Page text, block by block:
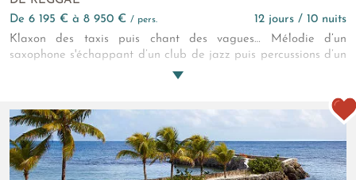
de 6 195 € à 8 950 € / pers.
12 jours / 10 nuits
Klaxon des taxis puis chant des vagues… Mélodie d’un
saxophone s'échappant d’un club de jazz puis percussions d’un
morceau de reggae émanant d’une paillote sur la plage…
» de verres à cocktail… Ce circuit combiné entre New York et
la Jamaïque est une partition hommage aux cultures afro-
américaines et rastafaris !